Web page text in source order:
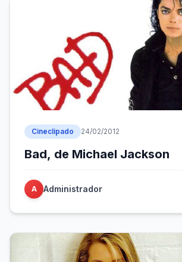
Cineclipado 24/02/2012
Bad, de Michael Jackson
A Administrador